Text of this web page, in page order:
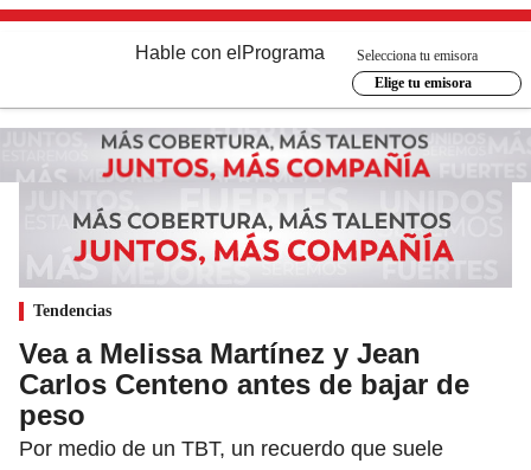
Hable con el Programa
Selecciona tu emisora
Elige tu emisora
Tendencias
Vea a Melissa Martínez y Jean
Carlos Centeno antes de bajar de
peso
Por medio de un TBT, un recuerdo que suele